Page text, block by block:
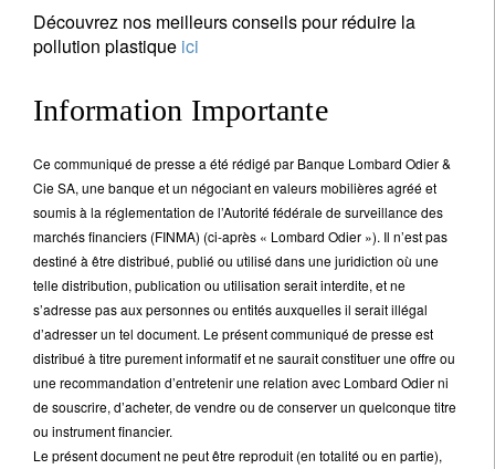
Découvrez nos meilleurs conseils pour réduire la
pollution plastique ici
Information Importante
Ce communiqué de presse a été rédigé par Banque Lombard Odier &
Cie SA, une banque et un négociant en valeurs mobilières agréé et
soumis à la réglementation de l’Autorité fédérale de surveillance des
marchés financiers (FINMA) (ci-après « Lombard Odier »). Il n’est pas
destiné à être distribué, publié ou utilisé dans une juridiction où une
telle distribution, publication ou utilisation serait interdite, et ne
s’adresse pas aux personnes ou entités auxquelles il serait illégal
d’adresser un tel document. Le présent communiqué de presse est
distribué à titre purement informatif et ne saurait constituer une offre ou
une recommandation d’entretenir une relation avec Lombard Odier ni
de souscrire, d’acheter, de vendre ou de conserver un quelconque titre
ou instrument financier.
Le présent document ne peut être reproduit (en totalité ou en partie),